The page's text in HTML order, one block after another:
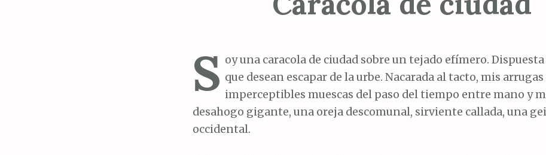
S oy una caracola de ciudad sobre un tejado efímero.
que desean escapar de la urbe. Nacarada al tacto, mis
imperceptibles muescas del paso del tiempo entre mano y
desahogo gigante, una oreja descomunal, sirviente callada, una
occidental.